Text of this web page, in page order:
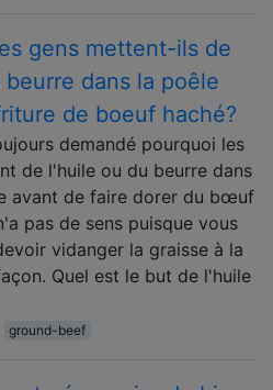
gens mettent-ils de
dans la poêle
de boeuf haché?
demandé pourquoi les
de l'huile ou du beurre dans
avant de faire dorer du bœuf
pas de sens puisque vous
vidanger la graisse à la
Quel est le but de l'huile
ground-beef